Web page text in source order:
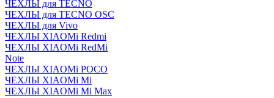
ЧЕХЛЫ для TECNO
ЧЕХЛЫ для TECNO OSC
ЧЕХЛЫ для Vivo
ЧЕХЛЫ XIAOMi Redmi
ЧЕХЛЫ XIAOMi RedMi
Note
ЧЕХЛЫ XIAOMi POCO
ЧЕХЛЫ XIAOMi Mi
ЧЕХЛЫ XIAOMi Mi Max